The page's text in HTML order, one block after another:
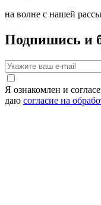
на волне с нашей
Подпишись и
Я ознакомлен и
даю согласие на